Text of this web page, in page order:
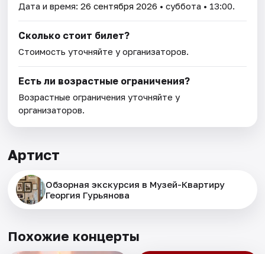
Дата и время:26 сентября 2026 • суббота • 13:00.
Сколько стоит билет?
Стоимость уточняйте у организаторов.
Есть ли возрастные ограничения?
Возрастные ограничения уточняйте у
организаторов.
Артист
Обзорная экскурсия в Музей-Квартиру
Георгия Гурьянова
Похожие концерты